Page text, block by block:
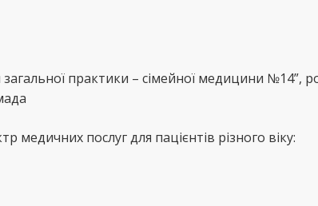
загальної практики – сімейної медицини
медичних послуг для пацієнтів різного віку: